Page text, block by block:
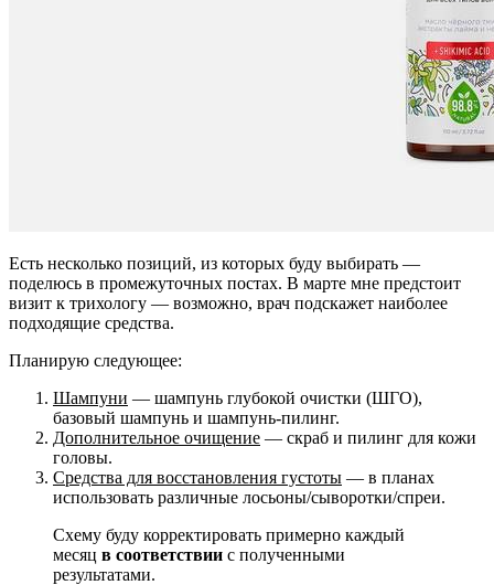
Есть несколько позиций, из которых буду выбирать —
поделюсь в промежуточных постах. В марте мне предстоит
визит к трихологу — возможно, врач подскажет наиболее
подходящие средства.
Планирую следующее:
Шампуни — шампунь глубокой очистки (ШГО),
базовый шампунь и шампунь-пилинг.
Дополнительное очищение — скраб и пилинг для кожи
головы.
Средства для восстановления густоты — в планах
использовать различные лосьоны/сыворотки/спреи.
Схему буду корректировать примерно каждый
месяц в соответствии с полученными
результатами.